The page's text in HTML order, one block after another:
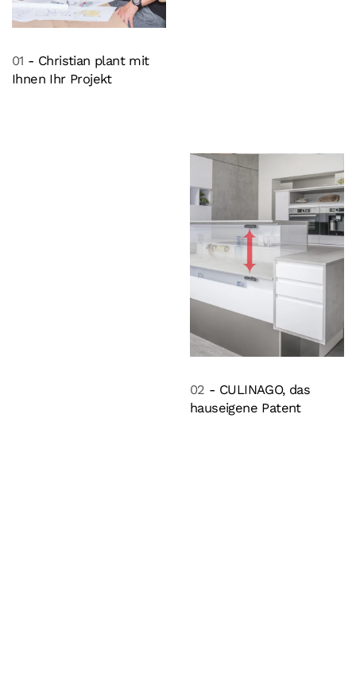
01 - Christian plant mit
Ihnen Ihr Projekt
02 - CULINAGO, das
hauseigene Patent